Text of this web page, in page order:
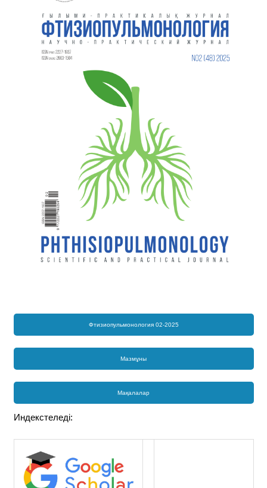
Фтизиопульмонология 02-2025
Мазмұны
Мақалалар
Индекстеледі: